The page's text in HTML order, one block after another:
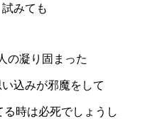
試みても
の凝り固まった
込みが邪魔をして
る時は必死でしょうし